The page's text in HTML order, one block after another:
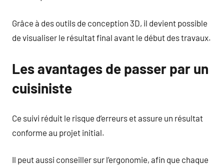
Grâce à des outils de conception 3D, il devient possible
de visualiser le résultat final avant le début des travaux.
Les avantages de passer par un
cuisiniste
Ce suivi réduit le risque d’erreurs et assure un résultat
conforme au projet initial.
Il peut aussi conseiller sur l’ergonomie, afin que chaque